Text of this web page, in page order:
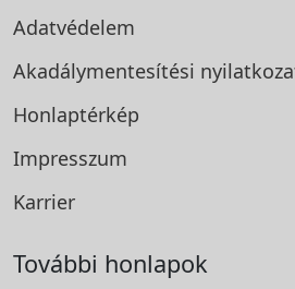
Adatvédelem
Akadálymentesítési
Honlaptérkép
Impresszum
Karrier
További honlapok